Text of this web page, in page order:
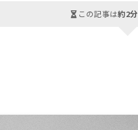
この記事は約2分